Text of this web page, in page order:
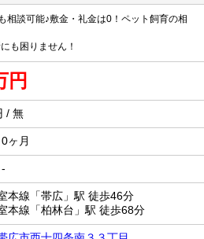
相談可能♪敷金・礼金は0！ペット飼育の相
も困りません！
円
/ 無
ヶ月
本線「帯広」駅 徒歩46分
本線「柏林台」駅 徒歩68分